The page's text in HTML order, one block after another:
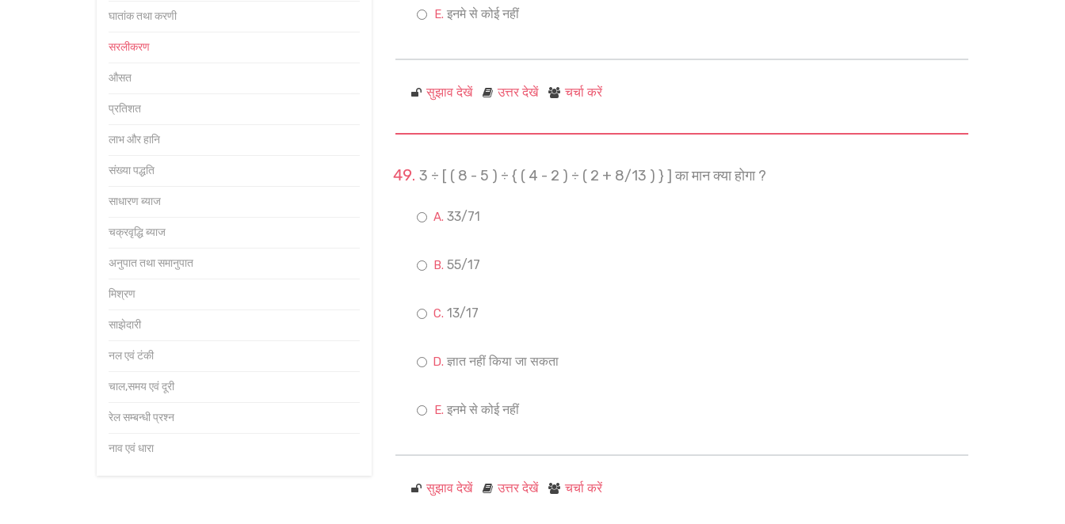
घातांक तथा करणी
सरलीकरण
औसत
प्रतिशत
लाभ और हानि
संख्या पद्धति
साधारण ब्याज
चक्रवृद्धि ब्याज
अनुपात तथा समानुपात
मिश्रण
साझेदारी
नल एवं टंकी
चाल,समय एवं दूरी
रेल सम्बन्धी प्रश्न
नाव एवं धारा
इनमे से कोई नहीं
सुझाव देखें उत्तर देखें चर्चा करें
3 ÷ [ ( 8 - 5 ) ÷ { ( 4 - 2 ) ÷ ( 2 + 8/13 ) } ] का मान क्या होगा ?
33/71
55/17
13/17
ज्ञात नहीं किया जा सकता
इनमे से कोई नहीं
सुझाव देखें उत्तर देखें चर्चा करें